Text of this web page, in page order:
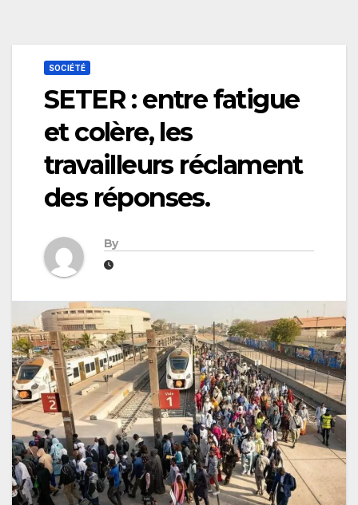
SOCIÉTÉ
SETER : entre fatigue
et colère, les
travailleurs réclament
des réponses.
By